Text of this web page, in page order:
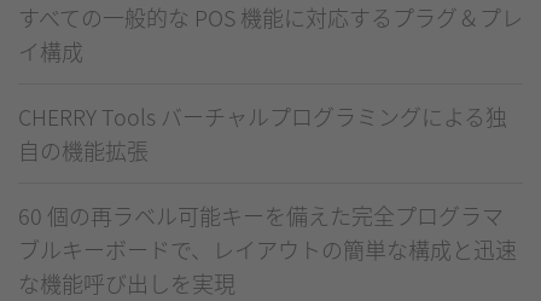
すべての一般的な POS 機能に対応するプラグ＆プレ
イ構成
CHERRY Tools バーチャルプログラミングによる独
自の機能拡張
60 個の再ラベル可能キーを備えた完全プログラマ
ブルキーボードで、レイアウトの簡単な構成と迅速
な機能呼び出しを実現